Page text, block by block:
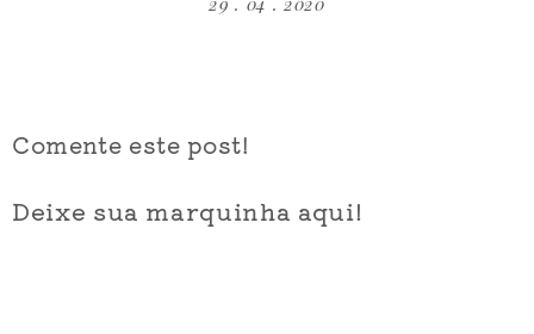
Comente este post!
Deixe sua marquinha aqui!